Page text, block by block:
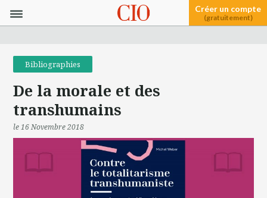
Créer un compte
(gratuitement)
Bibliographies
De la morale et des
transhumains
le 16 Novembre 2018